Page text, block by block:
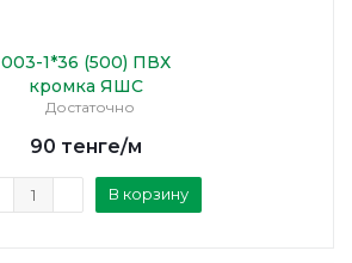
003-1*36 (500) ПВХ
кромка ЯШС
Достаточно
90 тенге/м
В корзину